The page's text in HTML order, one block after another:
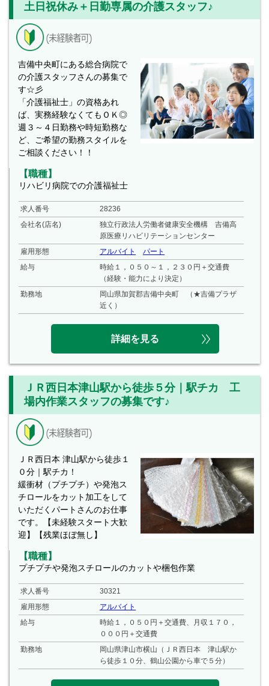
土日祝休み＋日勤専属の介護スタッフ♪
吉備中央町にある総合病院で
の介護スタッフさんの募集で
す☆彡
「介護福祉士」の資格あれ
ば、実務経験なくてもＯＫ◎
週３～４日勤務や時短勤務な
ど、ご希望の勤務スタイルを
ご相談ください！！
【職種】
リハビリ病院での介護福祉士
求人番号
28236
会社名(店名)
独立行政法人労働者健康安全機構 吉備高
原医療リハビリテーションセンター
雇用形態
アルバイト
パート
給与
時給１，０５０～１，２３０円＋交通費
（経験・能力により決定）
勤務地
岡山県加賀郡吉備中央町 （★吉備プラザ
近く）
詳細を見る
ＪＲ西日本津山駅から徒歩５分｜駅チカ 工
場内作業スタッフの募集です♪
ＪＲ西日本 津山駅から徒歩１
０分｜駅チカ！
緩衝材（プチプチ）や発泡ス
チロールをカット加工をして
いただくパートさんのお仕事
です。【未経験スタート大歓
迎】【残業ほぼ無し】
【職種】
プチプチや発泡スチロールのカットや梱包作業
求人番号
30321
雇用形態
アルバイト
給与
時給１，０５０円＋交通費、月収１７０，
０００円＋交通費
勤務地
岡山県津山市横山（ＪＲ西日本 津山駅か
ら徒歩１０分、鶴山公園から車で５分）